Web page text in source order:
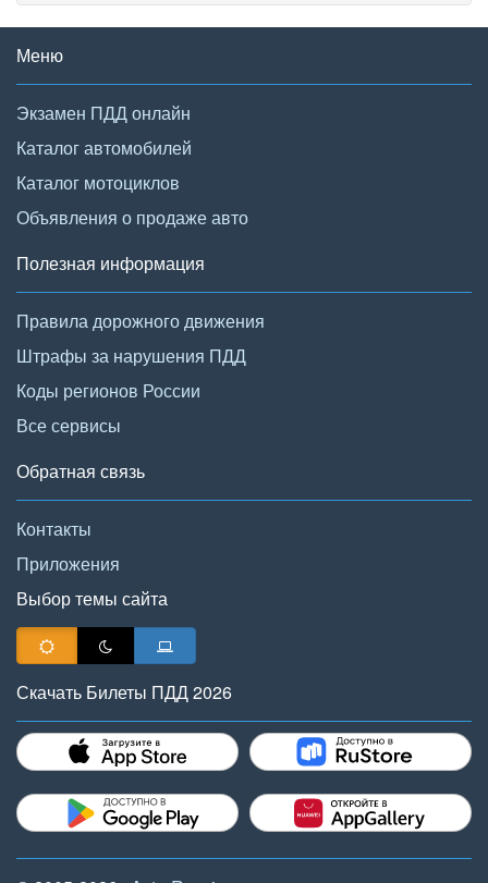
Меню
Экзамен ПДД онлайн
Каталог автомобилей
Каталог мотоциклов
Объявления о продаже авто
Полезная информация
Правила дорожного движения
Штрафы за нарушения ПДД
Коды регионов России
Все сервисы
Обратная связь
Контакты
Приложения
Выбор темы сайта
Скачать Билеты ПДД 2026